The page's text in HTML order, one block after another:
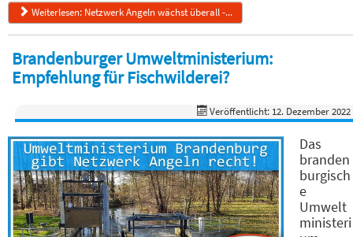
Weiterlesen: Netzwerk Angeln wächst überall -...
Brandenburger Umweltministerium:
Empfehlung für Fischwilderei?
Veröffentlicht: 12. Dezember 2022
Das
branden
burgisch
e
Umwelt
ministeri